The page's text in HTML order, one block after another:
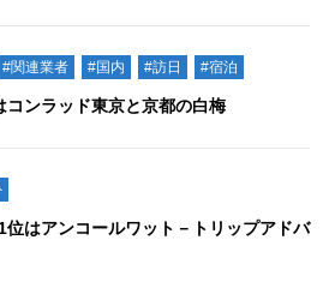
#関連業者 #国内 #訪日 #宿泊
ンラッド東京と京都の白梅
はアンコールワット－トリップアドバ